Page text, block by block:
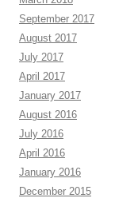
September 2017
August 2017
July 2017
April 2017
January 2017
August 2016
July 2016
April 2016
January 2016
December 2015